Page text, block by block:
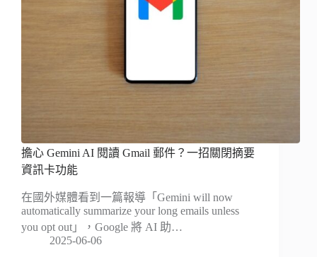
擔心 Gemini AI 閱讀 Gmail 郵件？一招關閉摘要
資訊卡功能
在國外媒體看到一篇報導「Gemini will now
automatically summarize your long emails unless
you opt out」，Google 將 AI 助…
2025-06-06